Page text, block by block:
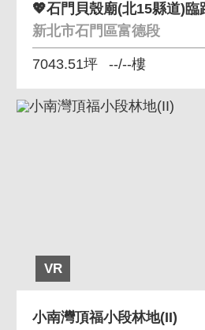
新北市石門區富德段
7043.51坪 --/--樓
VR
小南灣頂福小段林地(II)